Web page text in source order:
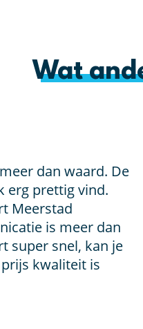
Wat
dan waard. De
erg prettig vind.
Meerstad
is meer dan
super snel, kan je
kwaliteit is